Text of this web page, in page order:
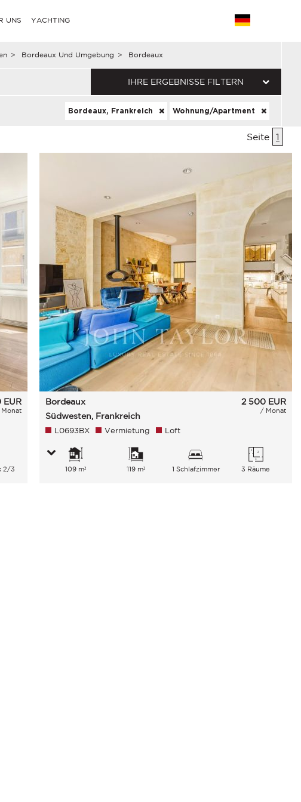
UNS YACHTING
> Bordeaux Und Umgebung > Bordeaux
IHRE ERGEBNISSE FILTERN
Bordeaux, Frankreich Wohnung/Apartment
Seite 1
EUR
2/3
Bordeaux
Südwesten, Frankreich
2 500 EUR
/ Monat
L0693BX Vermietung Loft
109 m² 119 m² 1 Schlafzimmer 3 Räume